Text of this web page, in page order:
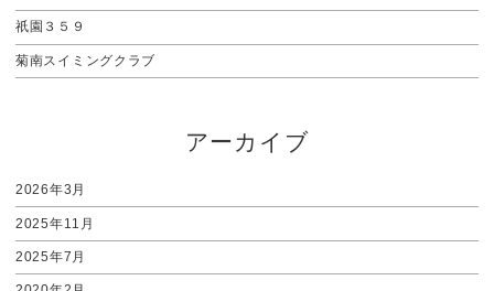
祇園３５９
菊南スイミングクラブ
アーカイブ
2026年3月
2025年11月
2025年7月